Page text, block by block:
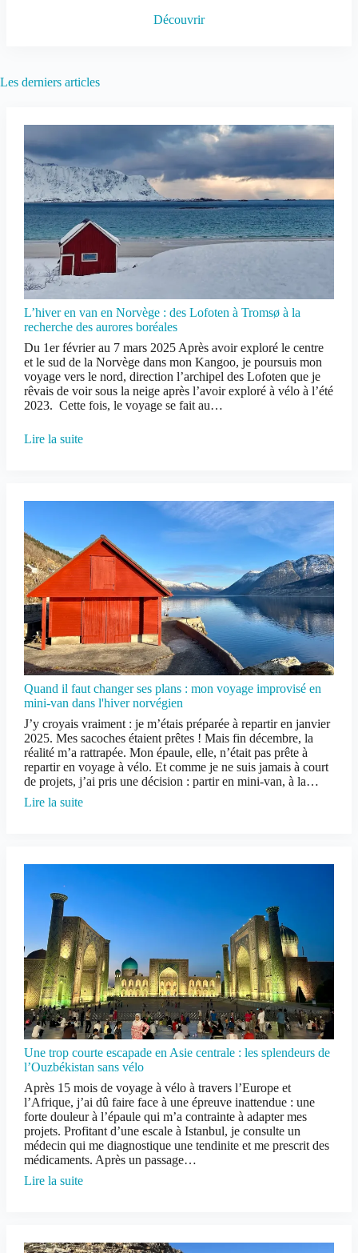
Découvrir
Les derniers articles
L’hiver en van en Norvège : des Lofoten à Tromsø à la
recherche des aurores boréales
Du 1er février au 7 mars 2025 Après avoir exploré le centre
et le sud de la Norvège dans mon Kangoo, je poursuis mon
voyage vers le nord, direction l’archipel des Lofoten que je
rêvais de voir sous la neige après l’avoir exploré à vélo à l’été
2023. Cette fois, le voyage se fait au…
Lire la suite
Quand il faut changer ses plans : mon voyage improvisé en
mini-van dans l'hiver norvégien
J’y croyais vraiment : je m’étais préparée à repartir en janvier
2025. Mes sacoches étaient prêtes ! Mais fin décembre, la
réalité m’a rattrapée. Mon épaule, elle, n’était pas prête à
repartir en voyage à vélo. Et comme je ne suis jamais à court
de projets, j’ai pris une décision : partir en mini-van, à la…
Lire la suite
Une trop courte escapade en Asie centrale : les splendeurs de
l’Ouzbékistan sans vélo
Après 15 mois de voyage à vélo à travers l’Europe et
l’Afrique, j’ai dû faire face à une épreuve inattendue : une
forte douleur à l’épaule qui m’a contrainte à adapter mes
projets. Profitant d’une escale à Istanbul, je consulte un
médecin qui me diagnostique une tendinite et me prescrit des
médicaments. Après un passage…
Lire la suite